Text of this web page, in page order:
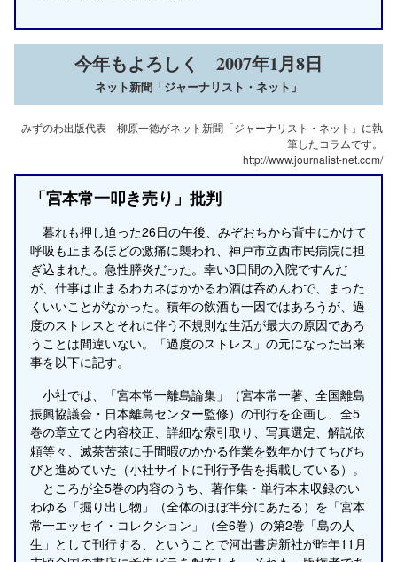
今年もよろしく 2007年1月8日
ネット新聞「ジャーナリスト・ネット」
みずのわ出版代表 柳原一徳がネット新聞「ジャーナリスト・ネット」に執
筆したコラムです。
http://www.journalist-net.com/
「宮本常一叩き売り」批判
暮れも押し迫った26日の午後、みぞおちから背中にかけて
呼吸も止まるほどの激痛に襲われ、神戸市立西市民病院に担
ぎ込まれた。急性膵炎だった。幸い3日間の入院ですんだ
が、仕事は止まるわカネはかかるわ酒は呑めんわで、まった
くいいことがなかった。積年の飲酒も一因ではあろうが、過
度のストレスとそれに伴う不規則な生活が最大の原因であろ
うことは間違いない。「過度のストレス」の元になった出来
事を以下に記す。
小社では、「宮本常一離島論集」（宮本常一著、全国離島
振興協議会・日本離島センター監修）の刊行を企画し、全5
巻の章立てと内容校正、詳細な索引取り、写真選定、解説依
頼等々、滅茶苦茶に手間暇のかかる作業を数年かけてちびち
びと進めていた（小社サイトに刊行予告を掲載している）。
ところが全5巻の内容のうち、著作集・単行本未収録のい
わゆる「掘り出し物」（全体のほぼ半分にあたる）を「宮本
常一エッセイ・コレクション」（全6巻）の第2巻「島の人
生」として刊行する、ということで河出書房新社が昨年11月